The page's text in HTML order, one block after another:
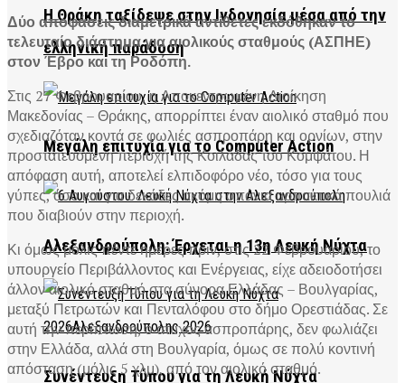
Η Θράκη ταξίδεψε στην Ινδονησία μέσα από την
ελληνική παράδοση
Μεγάλη επιτυχία για το Computer Action
Αλεξανδρούπολη: Έρχεται η 13η Λευκή Νύχτα
Συνέντευξη Τύπου για τη Λευκή Νύχτα
Δύο αποφάσεις διαμετρικά αντίθετες εκδόθηκαν το
τελευταίο διάστημα για αιολικούς σταθμούς (ΑΣΠΗΕ)
στον Έβρο και τη Ροδόπη.
Στις 27 Φεβρουαρίου, η Αποκεντρωμένη Διοίκηση
Μακεδονίας – Θράκης, απορρίπτει έναν αιολικό σταθμό που
σχεδιαζόταν κοντά σε φωλιές ασπροπάρη και ορνίων, στην
προστατευόμενη περιοχή της Κοιλάδας του Κομψάτου. Η
απόφαση αυτή, αποτελεί ελπιδοφόρο νέο, τόσο για τους
γύπες, όσο και για δεκάδες ακόμη σπάνια αρπακτικά πουλιά
που διαβιούν στην περιοχή.
Κι όμως μόλις πέντε ημέρες πριν, στις 22 Φεβρουαρίου, το
υπουργείο Περιβάλλοντος και Ενέργειας, είχε αδειοδοτήσει
άλλον αιολικό σταθμό στα σύνορα Ελλάδας – Βουλγαρίας,
μεταξύ Πετρωτών και Πενταλόφου στο δήμο Ορεστιάδας. Σε
αυτή την περίπτωση, ο άτυχος ασπροπάρης, δεν φωλιάζει
στην Ελλάδα, αλλά στη Βουλγαρία, όμως σε πολύ κοντινή
απόσταση (μόλις 5 χλμ), από τον αιολικό σταθμό.